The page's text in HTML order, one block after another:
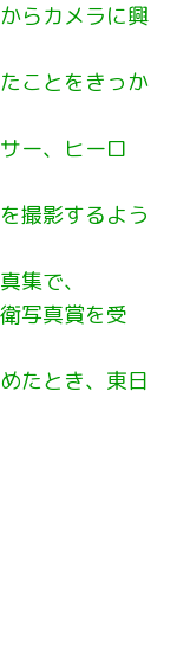
らカメラに興
ことをきっか
ー、ヒーロ
撮影するよう
集で、
写真賞を受
たとき、東日